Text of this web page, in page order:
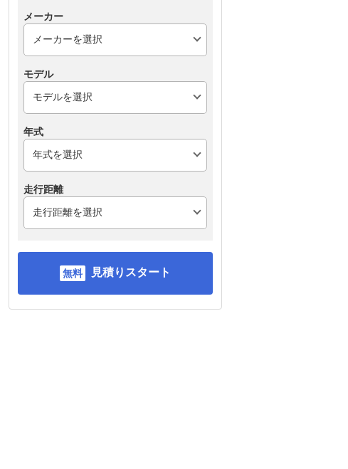
メーカー
モデル
年式
走行距離
見積りスタート